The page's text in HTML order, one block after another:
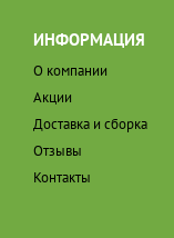
ИНФОРМАЦИЯ
О компании
Акции
Доставка и сборка
Отзывы
Контакты